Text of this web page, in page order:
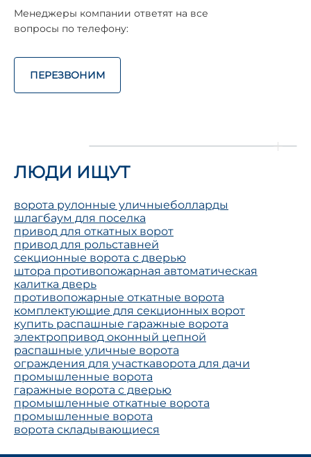
Менеджеры компании ответят на все
вопросы по телефону:
ПЕРЕЗВОНИМ
ЛЮДИ ИЩУТ
ворота рулонные уличныеболларды
шлагбаум для поселка
привод для откатных ворот
привод для рольставней
секционные ворота с дверью
штора противопожарная автоматическая
калитка дверь
противопожарные откатные ворота
комплектующие для секционных ворот
купить распашные гаражные ворота
электропривод оконный цепной
распашные уличные ворота
ограждения для участкаворота для дачи
промышленные ворота
гаражные ворота с дверью
промышленные откатные ворота
промышленные ворота
ворота складывающиеся